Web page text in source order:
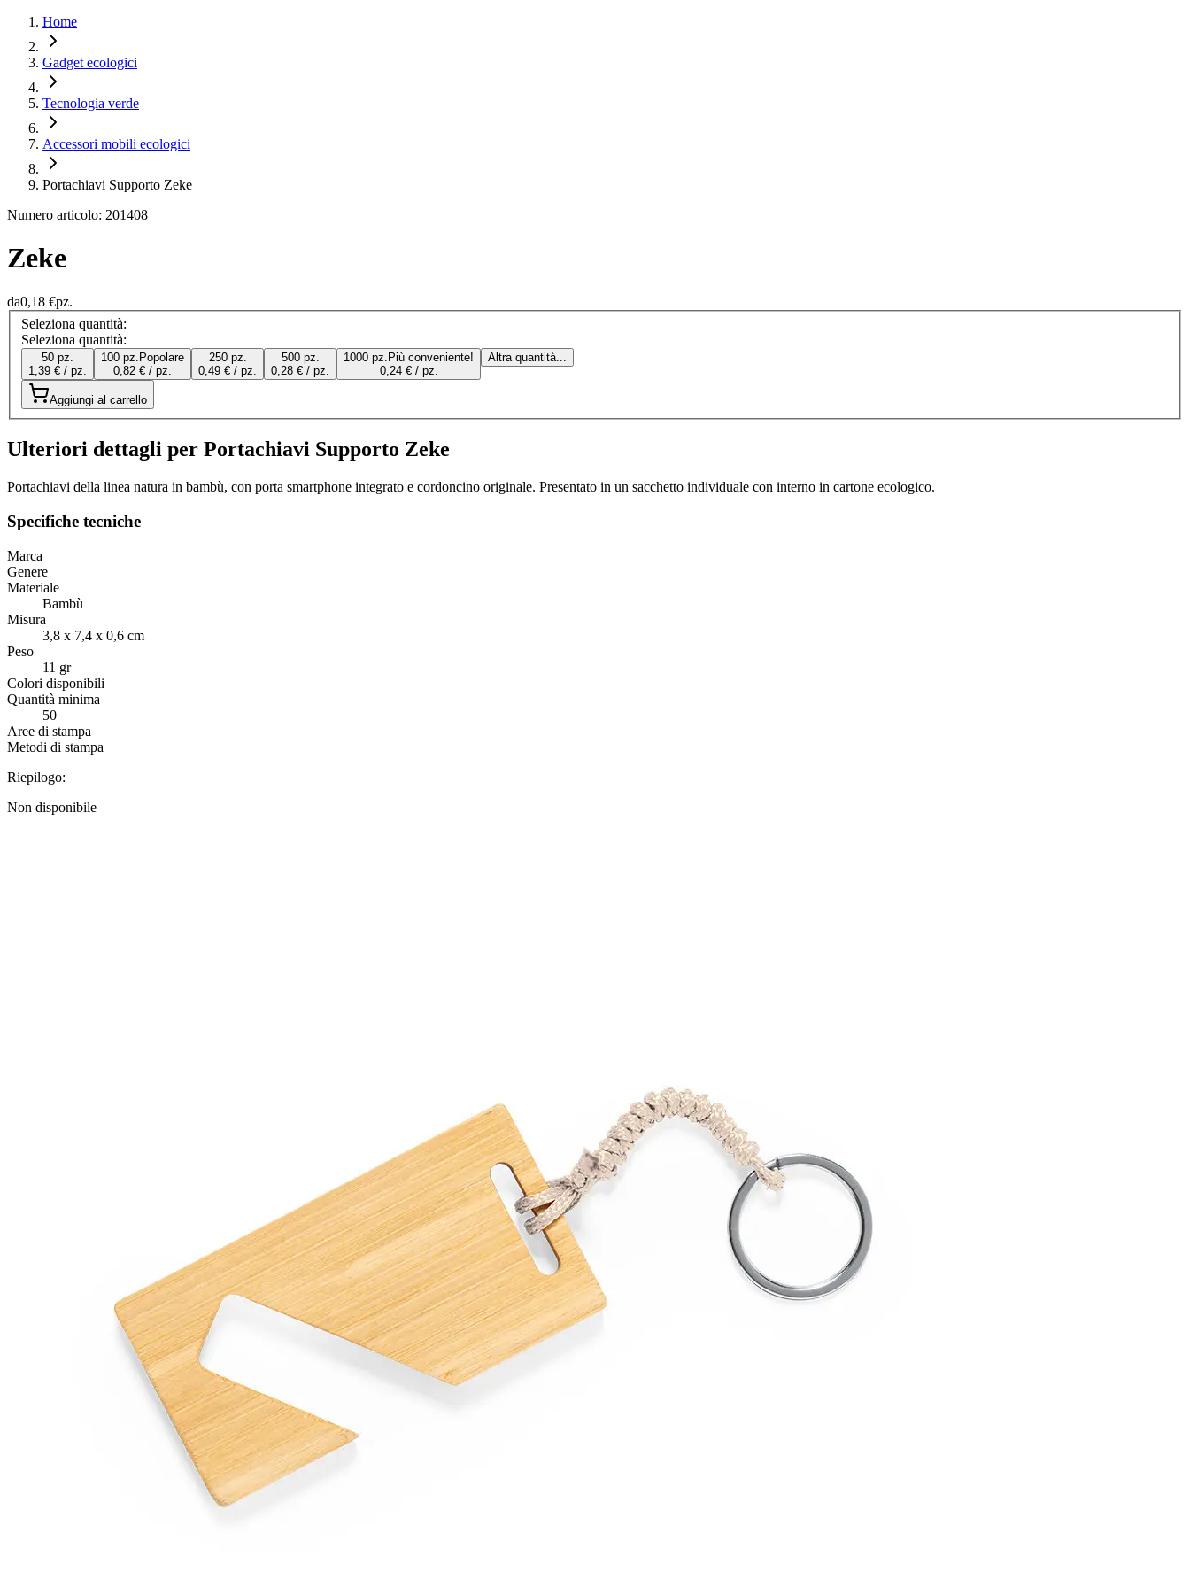
Home
Gadget ecologici
Tecnologia verde
Accessori mobili ecologici
Portachiavi Supporto Zeke
Numero articolo: 201408
Zeke
da0,18 €pz.
Seleziona quantità:
Seleziona quantità:
50 pz.
1,39 € / pz.
100 pz. Popolare
0,82 € / pz.
250 pz.
0,49 € / pz.
500 pz.
0,28 € / pz.
1000 pz. Più conveniente!
0,24 € / pz.
Altra quantità...
Aggiungi al carrello
Ulteriori dettagli per Portachiavi Supporto Zeke
Portachiavi della linea natura in bambù, con porta smartphone integrato e cordoncino originale. Presentato in un sacchetto individuale con interno in cartone ecologico.
Specifiche tecniche
Marca
Genere
Materiale
Bambù
Misura
3,8 x 7,4 x 0,6 cm
Peso
11 gr
Colori disponibili
Quantità minima
50
Aree di stampa
Metodi di stampa
Riepilogo:
Non disponibile